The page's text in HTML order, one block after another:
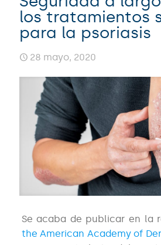
los tratamientos
para la psoriasis
28 mayo, 2020
Se acaba de publicar en la
the American Academy of